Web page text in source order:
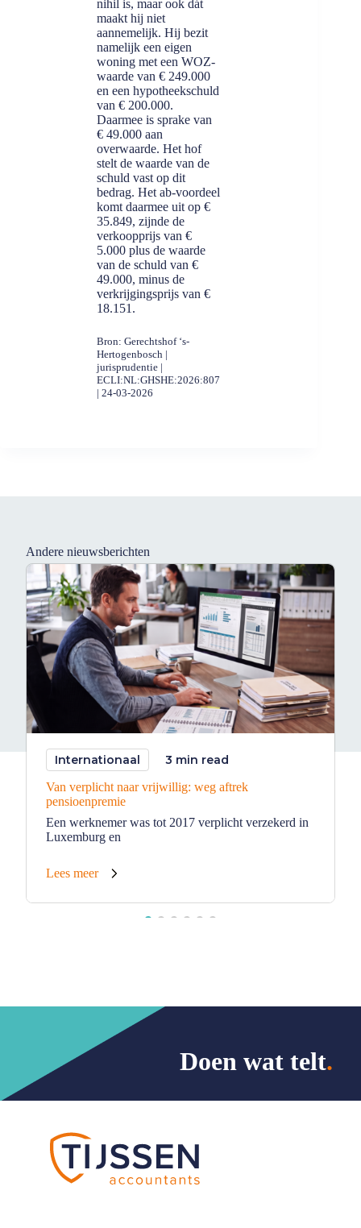
nihil is, maar ook dát
maakt hij niet
aannemelijk. Hij bezit
namelijk een eigen
woning met een WOZ-
waarde van € 249.000
en een hypotheekschuld
van € 200.000.
Daarmee is sprake van
€ 49.000 aan
overwaarde. Het hof
stelt de waarde van de
schuld vast op dit
bedrag. Het ab-voordeel
komt daarmee uit op €
35.849, zijnde de
verkoopprijs van €
5.000 plus de waarde
van de schuld van €
49.000, minus de
verkrijgingsprijs van €
18.151.
Bron: Gerechtshof ‘s-
Hertogenbosch |
jurisprudentie |
ECLI:NL:GHSHE:2026:807
| 24-03-2026
Andere nieuwsberichten
Internationaal 3 min read
Van verplicht naar vrijwillig: weg aftrek
pensioenpremie
Een werknemer was tot 2017 verplicht verzekerd in
Luxemburg en
Lees meer
Doen wat telt.